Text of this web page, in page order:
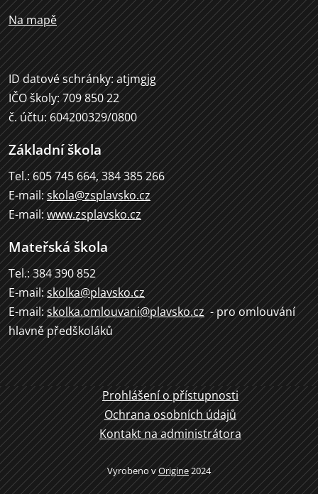
Na mapě
ID datové schránky: atjmgjg
IČO školy: 709 850 22
č. účtu: 604200329/0800
Základní škola
Tel.: 605 745 664, 384 385 266
E-mail: skola@zsplavsko.cz
E-mail: www.zsplavsko.cz
Mateřská škola
Tel.: 384 390 852
E-mail: skolka@plavsko.cz
E-mail: skolka.omlouvani@plavsko.cz - pro omlouvání
hlavně předškoláků
Prohlášení o přístupnosti
Ochrana osobních údajů
Kontakt na administrátora
Vyrobeno vOrigine2024